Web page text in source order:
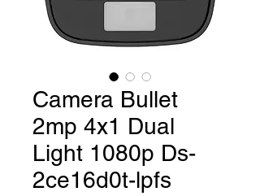
Camera Bullet
2mp 4x1 Dual
Light 1080p Ds-
2ce16d0t-lpfs